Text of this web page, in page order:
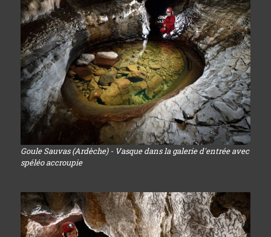
Goule Sauvas (Ardèche) - Vasque dans la galerie d'entrée avec
spéléo accroupie